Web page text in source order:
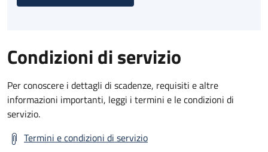
Condizioni di servizio
Per conoscere i dettagli di scadenze, requisiti e altre
informazioni importanti, leggi i termini e le condizioni di
servizio.
Termini e condizioni di servizio